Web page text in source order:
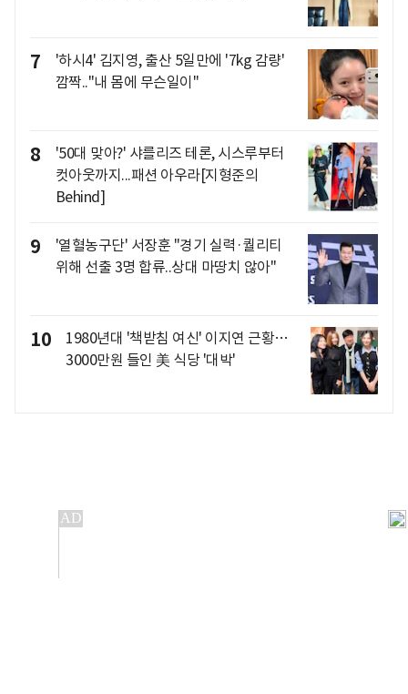
7
'하시4' 김지영, 출산 5일만에 '7kg 감량'
깜짝.."내 몸에 무슨일이"
8
'50대 맞아?' 샤를리즈 테론, 시스루부터
컷아웃까지...패션 아우라[지형준의
Behind]
9
'열혈농구단' 서장훈 "경기 실력·퀄리티
위해 선출 3명 합류..상대 마땅치 않아"
10
1980년대 '책받침 여신' 이지연 근황…
3000만원 들인 美 식당 '대박'